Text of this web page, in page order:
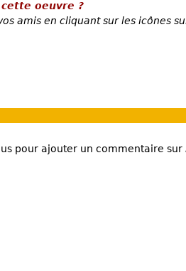
cette oeuvre ?
amis en cliquant sur les icônes
pour ajouter un commentaire sur